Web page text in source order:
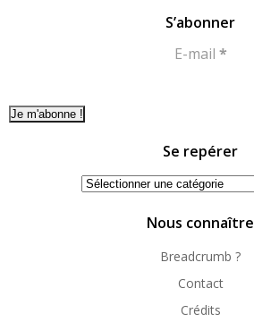
S’abonner
E-mail *
Se repérer
Se
Nous connaître
Breadcrumb ?
Contact
Crédits